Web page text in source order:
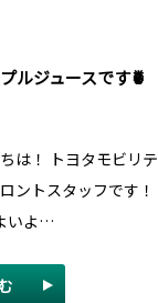
ルジュースです🍍
は！ トヨタモビリテ
ントスタッフです！
いよ…